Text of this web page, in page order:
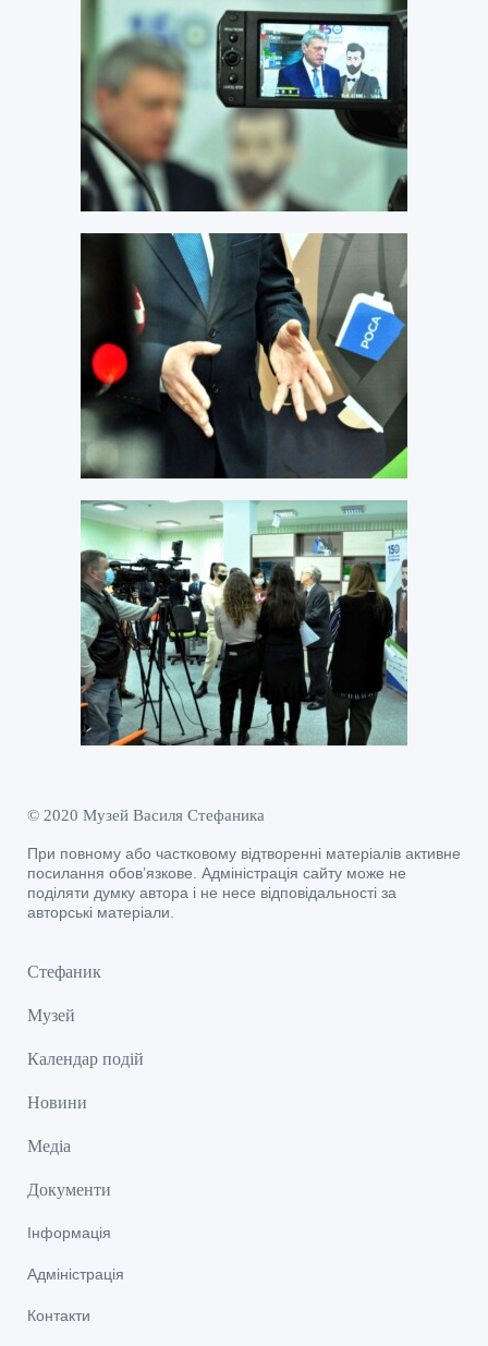
© 2020 Музей Василя Стефаника
При повному або частковому відтворенні матеріалів активне
посилання обов’язкове. Адміністрація сайту може не
поділяти думку автора і не несе відповідальності за
авторські матеріали.
Стефаник
Музей
Календар подій
Новини
Медіа
Документи
Інформація
Адміністрація
Контакти